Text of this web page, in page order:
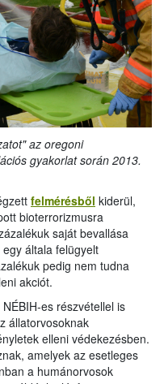
az oregoni
gyakorlat során 2013.
felmérésből kiderül,
bioterrorizmusra
saját bevallása
általa felügyelt
pedig nem tudna
akciót.
es részvétellel is
állatorvosoknak
elleni védekezésben.
amelyek az esetleges
a humánorvosok